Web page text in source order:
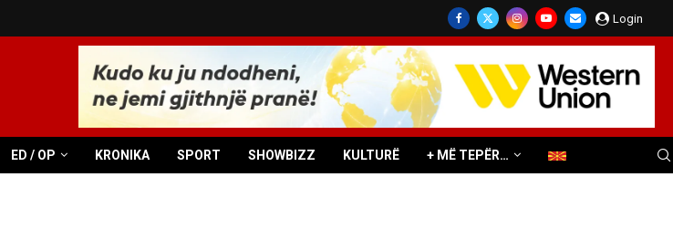
Login
ED / OP KRONIKA SPORT SHOWBIZZ KULTURË + MË TEPËR…